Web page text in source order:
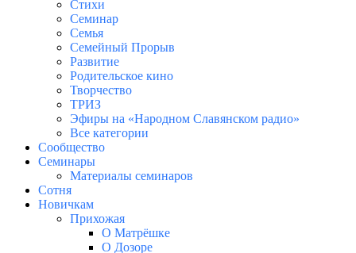
Стихи
Семинар
Семья
Семейный Прорыв
Развитие
Родительское кино
Творчество
ТРИЗ
Эфиры на «Народном Славянском радио»
Все категории
Сообщество
Семинары
Материалы семинаров
Сотня
Новичкам
Прихожая
О Матрёшке
О Дозоре